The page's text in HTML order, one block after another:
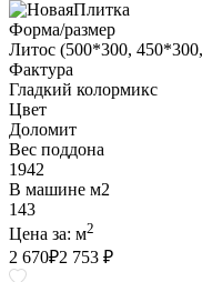
Форма/размер
Литос (500*300,
Фактура
Гладкий колормикс
Цвет
Доломит
Вес поддона
1942
В машине м2
143
Цена за: м2
2 670₽2 753 ₽